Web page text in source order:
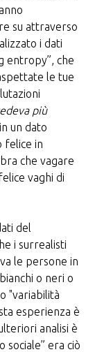
su attraverso
i dati
entropy”, che
le tue
più
un dato
felice in
che vagare
vaghi di
del
i surrealisti
le persone in
o neri o
"variabilità
esperienza è
analisi è
sociale” era ciò